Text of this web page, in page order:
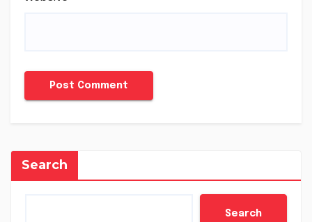
Search
Search